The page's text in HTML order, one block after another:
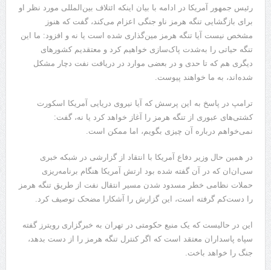
رئیس جمهور آمریکا در ادامه با بیان اینکه ائتلاف بین‌المللی مورد نظر او
برای بازگشایی تنگه هرمز ناو جنگی اعزام می‌کند، گفت که هنوز
مشخص نیست آیا تنگه هرمز مین‌گذاری شده است یا نه و افزود: ما این
تنگه حیاتی را به‌شدت پاک‌سازی خواهیم کرد و معتقدیم کشورهای
دیگری هم که تا حدی و در بعضی موارد در دریافت نفت دچار مشکل
شده‌اند، به ما خواهند پیوست.
ترامپ در پاسخ به این پرسش که آیا نیروی دریایی آمریکا اسکورت
کشتی‌های عبوری از تنگه هرمز را آغاز خواهد کرد یا نه، گفت:
نمی‌خواهم درباره آن چیزی بگویم، اما ممکن است.
در همین حال وزیر دفاع آمریکا با انتقاد از گزارشی در شبکه خبری
سی‌ان‌ان که در آن گفته شده بود ارتش آمریکا هنگام برنامه‌ریزی
حملات نظامی خطر مسدود شدن مسیر انتقال نفت از طریق تنگه هرمز
را دست‌کم گرفته است، این گزارش را آشکارا مضحک توصیف کرد.
این در حالیست که یک منبع حکومتی در تهران به خبرگزاری رویترز گفته
سپاه پاسداران معتقد است که اگر کنترل تنگه هرمز را از دست بدهد،
جنگ را خواهد باخت.